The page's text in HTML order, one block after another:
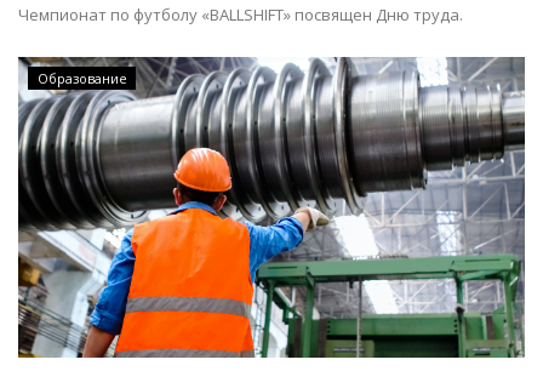
Чемпионат по футболу «BALLSHIFT» посвящен Дню труда.
Образование